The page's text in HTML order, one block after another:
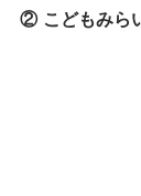
② こどもみら